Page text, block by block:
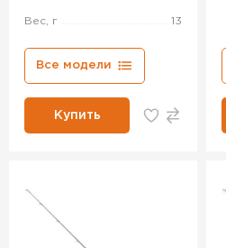
Вес, г 13
Все модели
Купить